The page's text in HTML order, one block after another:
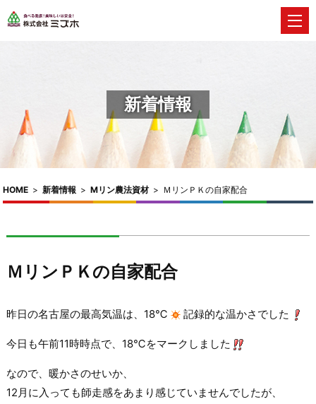
新着情報
HOME > 新着情報 > Mリン農法資材> ＭリンＰＫの自家配合
ＭリンＰＫの自家配合
昨日の名古屋の最高気温は、18℃ 記録的な温かさでした
今日も午前11時時点で、18℃をマークしました
なので、暖かさのせいか、
12月に入っても師走感をあまり感じていませんでしたが、